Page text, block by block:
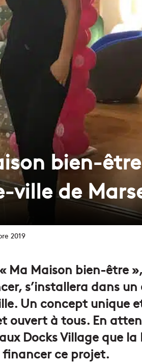
bien-
ville de
2019
Ma Maison bien-être
s’installera dans
Un concept unique
ouvert à tous. En
Docks Village que
ce projet.